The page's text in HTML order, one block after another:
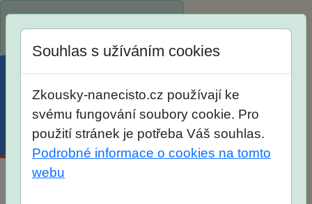
Menu Účet Košík
Souhlas s užíváním cookies
Zkousky-nanecisto.cz používají ke
svému fungování soubory cookie. Pro
použití stránek je potřeba Váš souhlas.
Podrobné informace o cookies na tomto
webu